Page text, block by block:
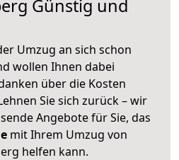
Günstig und
Umzug an sich schon
wollen Ihnen dabei
über die Kosten
Sie sich zurück – wir
Angebote für Sie, das
mit Ihrem Umzug von
helfen kann.